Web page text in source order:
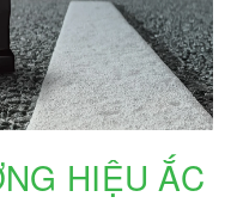
HIỆU ẮC